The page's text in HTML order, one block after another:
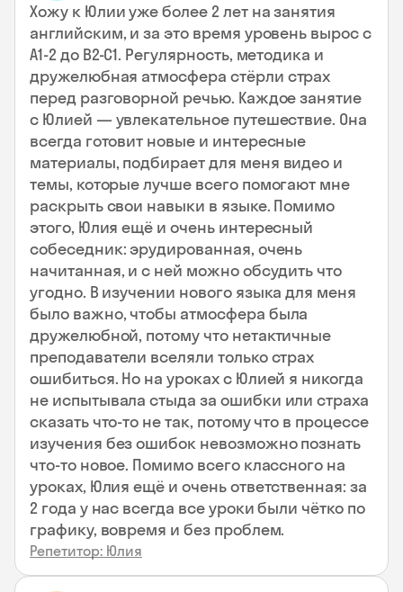
Хожу к Юлии уже более 2 лет на занятия
английским, и за это время уровень вырос с
А1-2 до В2-С1. Регулярность, методика и
дружелюбная атмосфера стёрли страх
перед разговорной речью. Каждое занятие
с Юлией — увлекательное путешествие. Она
всегда готовит новые и интересные
материалы, подбирает для меня видео и
темы, которые лучше всего помогают мне
раскрыть свои навыки в языке. Помимо
этого, Юлия ещё и очень интересный
собеседник: эрудированная, очень
начитанная, и с ней можно обсудить что
угодно. В изучении нового языка для меня
было важно, чтобы атмосфера была
дружелюбной, потому что нетактичные
преподаватели вселяли только страх
ошибиться. Но на уроках с Юлией я никогда
не испытывала стыда за ошибки или страха
сказать что-то не так, потому что в процессе
изучения без ошибок невозможно познать
что-то новое. Помимо всего классного на
уроках, Юлия ещё и очень ответственная: за
2 года у нас всегда все уроки были чётко по
графику, вовремя и без проблем.
Репетитор: Юлия